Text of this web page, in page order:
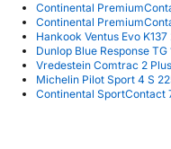
Continental
Continental
Hankook Ventus Evo
Dunlop Blue Response
Vredestein Comtrac 2
Michelin Pilot Sport 4 S
Continental SportContact